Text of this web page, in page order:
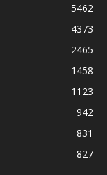
5462
4373
2465
1458
1123
942
831
827